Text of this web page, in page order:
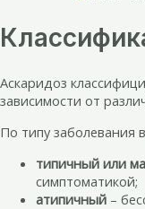
Аскаридоз
зависимости от
По типу заболевания
типичный или
симптоматикой;
атипичный –